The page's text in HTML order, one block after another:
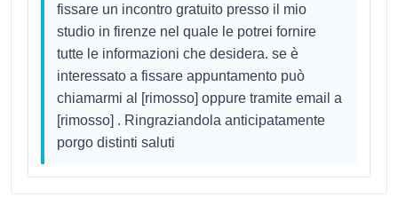
fissare un incontro gratuito presso il mio
studio in firenze nel quale le potrei fornire
tutte le informazioni che desidera. se è
interessato a fissare appuntamento può
chiamarmi al [rimosso] oppure tramite email a
[rimosso] . Ringraziandola anticipatamente
porgo distinti saluti